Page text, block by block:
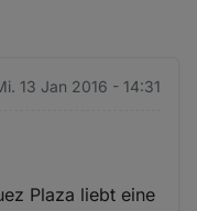
13 Jan 2016 - 14:31
Plaza liebt eine